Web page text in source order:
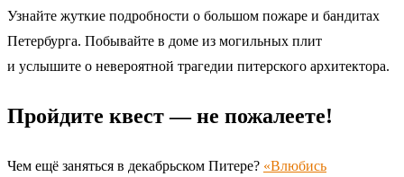
Узнайте жуткие подробности о большом пожаре и бандитах
Петербурга. Побывайте в доме из могильных плит
и услышите о невероятной трагедии питерского архитектора.
Пройдите квест — не пожалеете!
Чем ещё заняться в декабрьском Питере? «Влюбись